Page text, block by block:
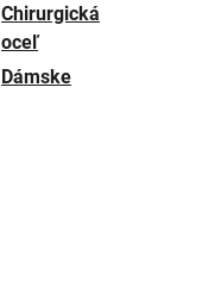
Chirurgická
oceľ
Dámske